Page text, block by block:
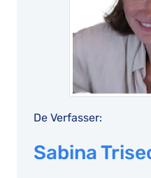
De Verfasser:
Sabina